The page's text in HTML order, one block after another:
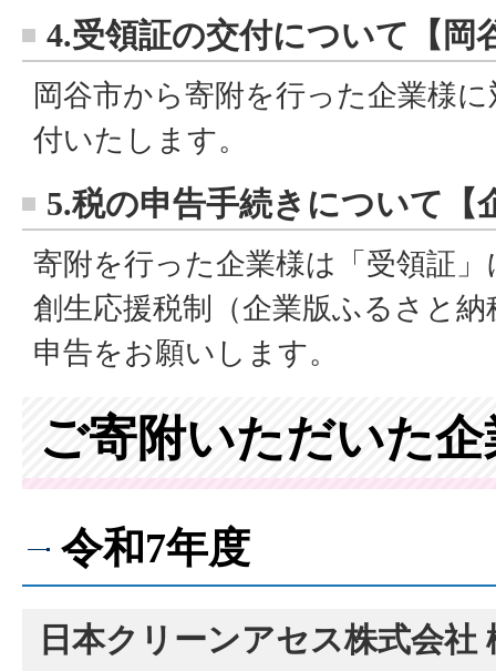
4.受領証の交付について【
岡谷市から寄附を行った企業様
付いたします。
5.税の申告手続きについて【
寄附を行った企業様は「受領証
創生応援税制（企業版ふるさと
申告をお願いします。
ご寄附いただいた
令和7年度
日本クリーンアセス株式会社